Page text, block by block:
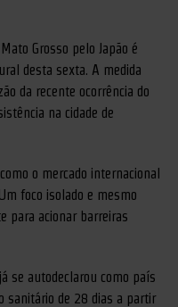
Grosso pelo Japão é
desta sexta. A medida
da recente ocorrência do
na cidade de
o mercado internacional
foco isolado e mesmo
para acionar barreiras
se autodeclarou como país
sanitário de 28 dias a partir